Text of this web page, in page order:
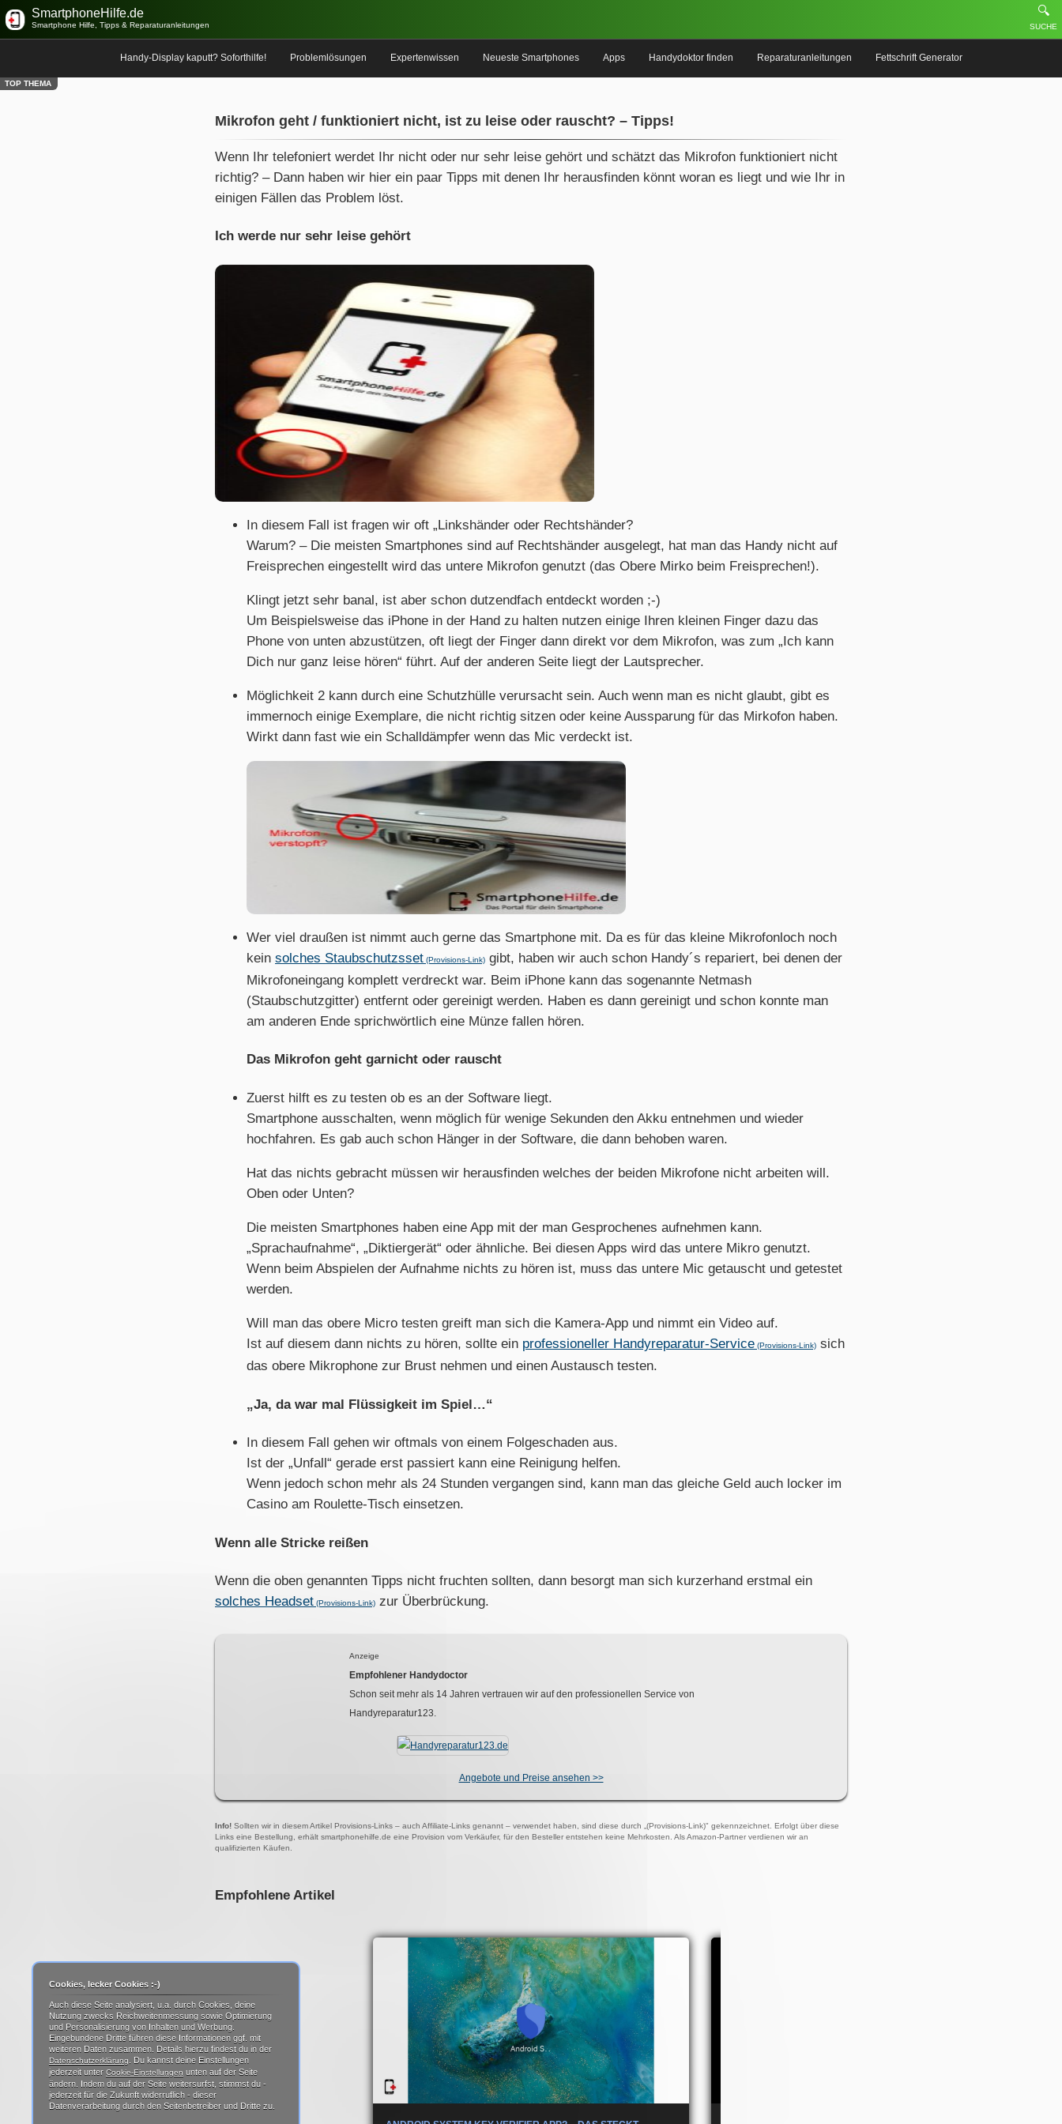
SmartphoneHilfe.de
Smartphone Hilfe, Tipps & Reparaturanleitungen
🔍
SUCHE
Handy-Display kaputt? Soforthilfe! Problemlösungen Expertenwissen Neueste Smartphones Apps Handydoktor finden Reparaturanleitungen Fettschrift Generator
TOP THEMA
Mikrofon geht / funktioniert nicht, ist zu leise oder rauscht? – Tipps!
Wenn Ihr telefoniert werdet Ihr nicht oder nur sehr leise gehört und schätzt das Mikrofon funktioniert nicht
richtig? – Dann haben wir hier ein paar Tipps mit denen Ihr herausfinden könnt woran es liegt und wie Ihr in
einigen Fällen das Problem löst.
Ich werde nur sehr leise gehört
In diesem Fall ist fragen wir oft „Linkshänder oder Rechtshänder?
Warum? – Die meisten Smartphones sind auf Rechtshänder ausgelegt, hat man das Handy nicht auf
Freisprechen eingestellt wird das untere Mikrofon genutzt (das Obere Mirko beim Freisprechen!).
Klingt jetzt sehr banal, ist aber schon dutzendfach entdeckt worden ;-)
Um Beispielsweise das iPhone in der Hand zu halten nutzen einige Ihren kleinen Finger dazu das
Phone von unten abzustützen, oft liegt der Finger dann direkt vor dem Mikrofon, was zum „Ich kann
Dich nur ganz leise hören“ führt. Auf der anderen Seite liegt der Lautsprecher.
Möglichkeit 2 kann durch eine Schutzhülle verursacht sein. Auch wenn man es nicht glaubt, gibt es
immernoch einige Exemplare, die nicht richtig sitzen oder keine Aussparung für das Mirkofon haben.
Wirkt dann fast wie ein Schalldämpfer wenn das Mic verdeckt ist.
Wer viel draußen ist nimmt auch gerne das Smartphone mit. Da es für das kleine Mikrofonloch noch
kein solches Staubschutzsset (Provisions-Link) gibt, haben wir auch schon Handy´s repariert, bei denen der
Mikrofoneingang komplett verdreckt war. Beim iPhone kann das sogenannte Netmash
(Staubschutzgitter) entfernt oder gereinigt werden. Haben es dann gereinigt und schon konnte man
am anderen Ende sprichwörtlich eine Münze fallen hören.
Das Mikrofon geht garnicht oder rauscht
Zuerst hilft es zu testen ob es an der Software liegt.
Smartphone ausschalten, wenn möglich für wenige Sekunden den Akku entnehmen und wieder
hochfahren. Es gab auch schon Hänger in der Software, die dann behoben waren.
Hat das nichts gebracht müssen wir herausfinden welches der beiden Mikrofone nicht arbeiten will.
Oben oder Unten?
Die meisten Smartphones haben eine App mit der man Gesprochenes aufnehmen kann.
„Sprachaufnahme“, „Diktiergerät“ oder ähnliche. Bei diesen Apps wird das untere Mikro genutzt.
Wenn beim Abspielen der Aufnahme nichts zu hören ist, muss das untere Mic getauscht und getestet
werden.
Will man das obere Micro testen greift man sich die Kamera-App und nimmt ein Video auf.
Ist auf diesem dann nichts zu hören, sollte ein professioneller Handyreparatur-Service (Provisions-Link) sich
das obere Mikrophone zur Brust nehmen und einen Austausch testen.
„Ja, da war mal Flüssigkeit im Spiel…“
In diesem Fall gehen wir oftmals von einem Folgeschaden aus.
Ist der „Unfall“ gerade erst passiert kann eine Reinigung helfen.
Wenn jedoch schon mehr als 24 Stunden vergangen sind, kann man das gleiche Geld auch locker im
Casino am Roulette-Tisch einsetzen.
Wenn alle Stricke reißen
Wenn die oben genannten Tipps nicht fruchten sollten, dann besorgt man sich kurzerhand erstmal ein
solches Headset (Provisions-Link) zur Überbrückung.
Anzeige
Empfohlener Handydoctor
Schon seit mehr als 14 Jahren vertrauen wir auf den professionellen Service von
Handyreparatur123.
Angebote und Preise ansehen >>
Info! Sollten wir in diesem Artikel Provisions-Links – auch Affiliate-Links genannt – verwendet haben, sind diese durch „(Provisions-Link)" gekennzeichnet. Erfolgt über diese
Links eine Bestellung, erhält smartphonehilfe.de eine Provision vom Verkäufer, für den Besteller entstehen keine Mehrkosten. Als Amazon-Partner verdienen wir an
qualifizierten Käufen.
Empfohlene Artikel
Cookies, lecker Cookies :-)
Auch diese Seite analysiert, u.a. durch Cookies, deine
Nutzung zwecks Reichweitenmessung sowie Optimierung
und Personalisierung von Inhalten und Werbung.
Eingebundene Dritte führen diese Informationen ggf. mit
weiteren Daten zusammen. Details hierzu findest du in der
Datenschutzerklärung
. Du kannst deine Einstellungen
jederzeit unter Cookie-Einstellungen unten auf der Seite
ändern. Indem du auf der Seite weitersurfst, stimmst du -
jederzeit für die Zukunft widerruflich - dieser
Datenverarbeitung durch den Seitenbetreiber und Dritte zu.